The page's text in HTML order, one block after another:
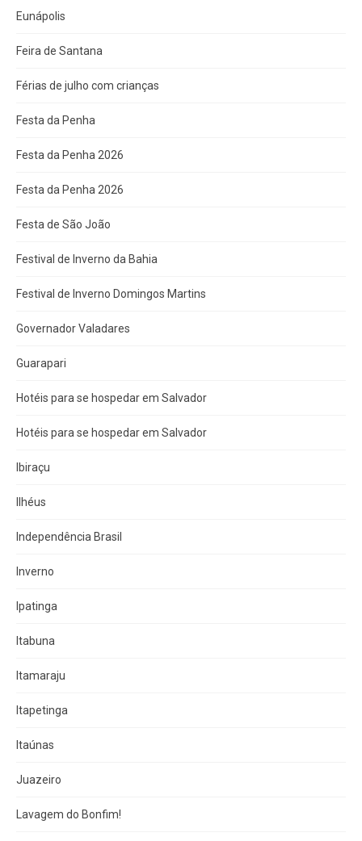
Eunápolis
Feira de Santana
Férias de julho com crianças
Festa da Penha
Festa da Penha 2026
Festa da Penha 2026
Festa de São João
Festival de Inverno da Bahia
Festival de Inverno Domingos Martins
Governador Valadares
Guarapari
Hotéis para se hospedar em Salvador
Hotéis para se hospedar em Salvador
Ibiraçu
Ilhéus
Independência Brasil
Inverno
Ipatinga
Itabuna
Itamaraju
Itapetinga
Itaúnas
Juazeiro
Lavagem do Bonfim!